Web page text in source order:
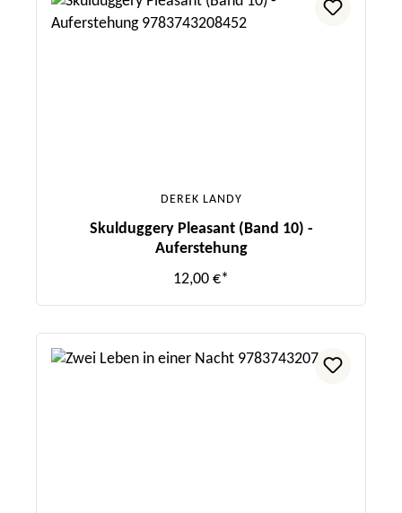
DEREK LANDY
Skulduggery Pleasant (Band 10) -
Auferstehung
12,00 €*